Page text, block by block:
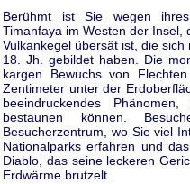
Berühmt ist Sie wegen ihres
Timanfaya im Westen der Insel,
Vulkankegel übersät ist, die
18. Jh. gebildet haben. Die
kargen Bewuchs von
Zentimeter unter der
beeindruckendes
bestaunen können.
Besucherzentrum, wo Sie viel
Nationalparks erfahren und
Diablo, das seine leckeren
Erdwärme brutzelt.